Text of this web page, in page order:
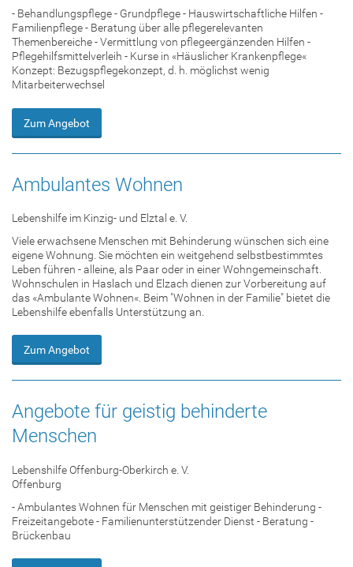
- Behandlungspflege - Grundpflege - Hauswirtschaftliche Hilfen -
Familienpflege - Beratung über alle pflegerelevanten
Themenbereiche - Vermittlung von pflegeergänzenden Hilfen -
Pflegehilfsmittelverleih - Kurse in «Häuslicher Krankenpflege«
Konzept: Bezugspflegekonzept, d. h. möglichst wenig
Mitarbeiterwechsel
Zum Angebot
Ambulantes Wohnen
Lebenshilfe im Kinzig- und Elztal e. V.
Viele erwachsene Menschen mit Behinderung wünschen sich eine
eigene Wohnung. Sie möchten ein weitgehend selbstbestimmtes
Leben führen - alleine, als Paar oder in einer Wohngemeinschaft.
Wohnschulen in Haslach und Elzach dienen zur Vorbereitung auf
das «Ambulante Wohnen«. Beim "Wohnen in der Familie" bietet die
Lebenshilfe ebenfalls Unterstützung an.
Zum Angebot
Angebote für geistig behinderte
Menschen
Lebenshilfe Offenburg-Oberkirch e. V.
Offenburg
- Ambulantes Wohnen für Menschen mit geistiger Behinderung -
Freizeitangebote - Familienunterstützender Dienst - Beratung -
Brückenbau